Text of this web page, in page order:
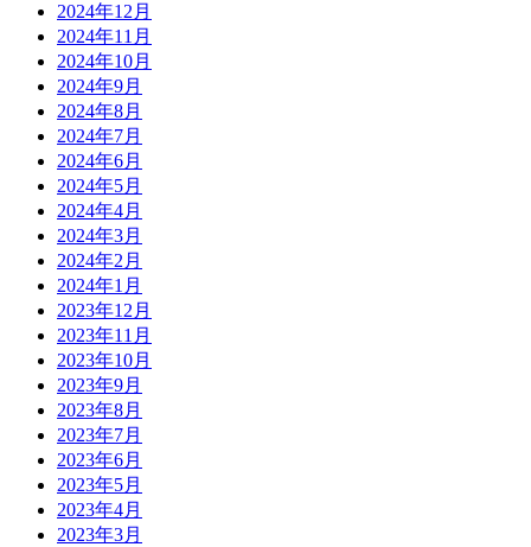
2024年12月
2024年11月
2024年10月
2024年9月
2024年8月
2024年7月
2024年6月
2024年5月
2024年4月
2024年3月
2024年2月
2024年1月
2023年12月
2023年11月
2023年10月
2023年9月
2023年8月
2023年7月
2023年6月
2023年5月
2023年4月
2023年3月